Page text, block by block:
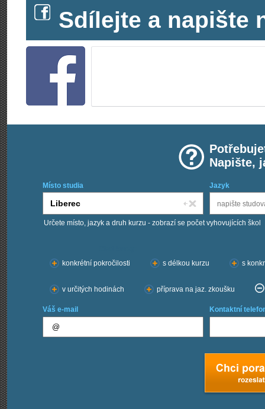
Sdílejte a napište
Napište,
Místo studia Jazyk
Určete místo, jazyk a druh kurzu - zobrazí se počet vyhovujících škol
konkrétní pokročilosti
s délkou kurzu s
v určitých hodinách příprava na jaz. zkoušku
Váš e-mail Kontaktní